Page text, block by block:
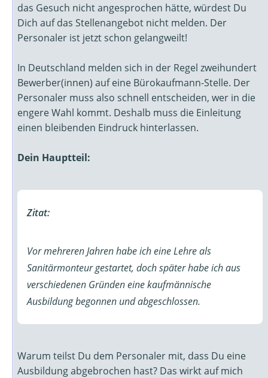
das Gesuch nicht angesprochen hätte, würdest Du
Dich auf das Stellenangebot nicht melden. Der
Personaler ist jetzt schon gelangweilt!
In Deutschland melden sich in der Regel zweihundert
Bewerber(innen) auf eine Bürokaufmann-Stelle. Der
Personaler muss also schnell entscheiden, wer in die
engere Wahl kommt. Deshalb muss die Einleitung
einen bleibenden Eindruck hinterlassen.
Dein Hauptteil:
Zitat:
Vor mehreren Jahren habe ich eine Lehre als
Sanitärmonteur gestartet, doch später habe ich aus
verschiedenen Gründen eine kaufmännische
Ausbildung begonnen und abgeschlossen.
Warum teilst Du dem Personaler mit, dass Du eine
Ausbildung abgebrochen hast? Das wirkt auf mich